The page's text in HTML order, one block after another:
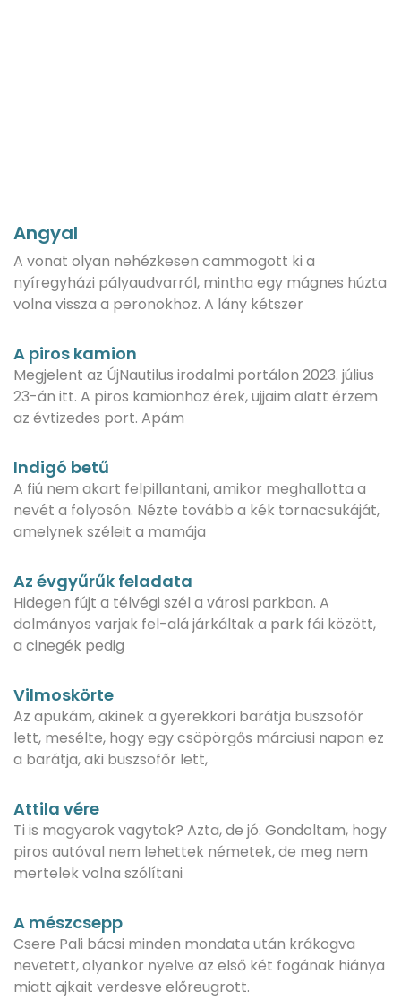
Angyal
A vonat olyan nehézkesen cammogott ki a
nyíregyházi pályaudvarról, mintha egy mágnes húzta
volna vissza a peronokhoz. A lány kétszer
A piros kamion
Megjelent az ÚjNautilus irodalmi portálon 2023. július
23-án itt. A piros kamionhoz érek, ujjaim alatt érzem
az évtizedes port. Apám
Indigó betű
A fiú nem akart felpillantani, amikor meghallotta a
nevét a folyosón. Nézte tovább a kék tornacsukáját,
amelynek széleit a mamája
Az évgyűrűk feladata
Hidegen fújt a télvégi szél a városi parkban. A
dolmányos varjak fel-alá járkáltak a park fái között,
a cinegék pedig
Vilmoskörte
Az apukám, akinek a gyerekkori barátja buszsofőr
lett, mesélte, hogy egy csöpörgős márciusi napon ez
a barátja, aki buszsofőr lett,
Attila vére
Ti is magyarok vagytok? Azta, de jó. Gondoltam, hogy
piros autóval nem lehettek németek, de meg nem
mertelek volna szólítani
A mészcsepp
Csere Pali bácsi minden mondata után krákogva
nevetett, olyankor nyelve az első két fogának hiánya
miatt ajkait verdesve előreugrott.